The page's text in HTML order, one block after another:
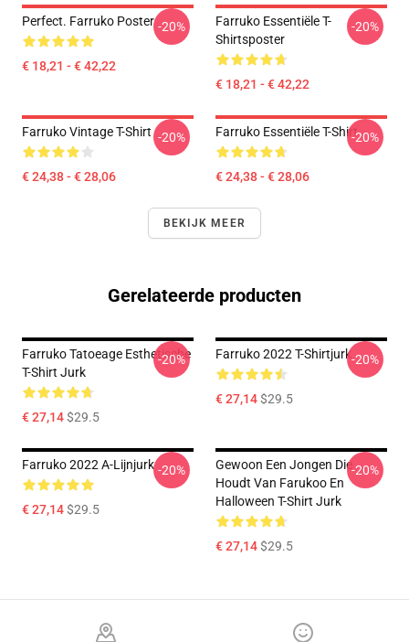
Perfect. Farruko Poster
€ 18,21 - € 42,22
-20%
Farruko Essentiële T-
Shirtsposter
€ 18,21 - € 42,22
-20%
Farruko Vintage T-Shirt
€ 24,38 - € 28,06
-20% Farruko Essentiële T-Shirt
€ 24,38 - € 28,06
-20%
BEKIJK MEER
Gerelateerde producten
Farruko Tatoeage Esthetische
T-Shirt Jurk
€ 27,14$29.5
-20% Farruko 2022 T-Shirtjurk
€ 27,14$29.5
-20%
Farruko 2022 A-Lijnjurk
€ 27,14$29.5
-20%
Gewoon Een Jongen Die
Houdt Van Farukoo En
Halloween T-Shirt Jurk
€ 27,14$29.5
-20%